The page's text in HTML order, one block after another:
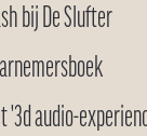
bij De Slufter
'3d audio-